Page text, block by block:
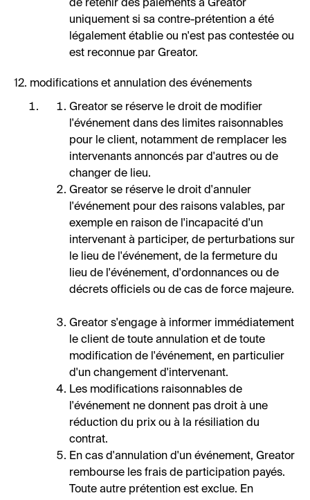
de retenir des paiements à Greator
uniquement si sa contre-prétention a été
légalement établie ou n'est pas contestée ou
est reconnue par Greator.
12. modifications et annulation des événements
Greator se réserve le droit de modifier
l'événement dans des limites raisonnables
pour le client, notamment de remplacer les
intervenants annoncés par d'autres ou de
changer de lieu.
Greator se réserve le droit d'annuler
l'événement pour des raisons valables, par
exemple en raison de l'incapacité d'un
intervenant à participer, de perturbations sur
le lieu de l'événement, de la fermeture du
lieu de l'événement, d'ordonnances ou de
décrets officiels ou de cas de force majeure.
Greator s'engage à informer immédiatement
le client de toute annulation et de toute
modification de l'événement, en particulier
d'un changement d'intervenant.
Les modifications raisonnables de
l'événement ne donnent pas droit à une
réduction du prix ou à la résiliation du
contrat.
En cas d'annulation d'un événement, Greator
rembourse les frais de participation payés.
Toute autre prétention est exclue. En